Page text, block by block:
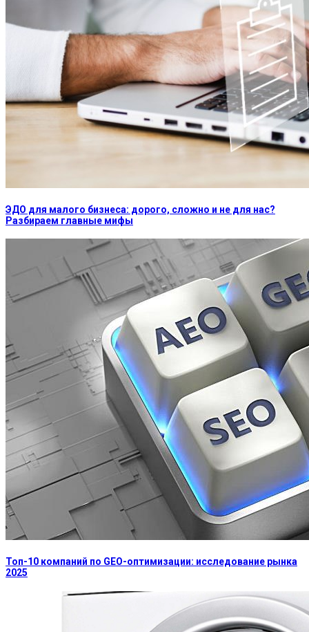
ЭДО для малого бизнеса: дорого, сложно и не для нас?
Разбираем главные мифы
Топ-10 компаний по GEO-оптимизации: исследование рынка
2025